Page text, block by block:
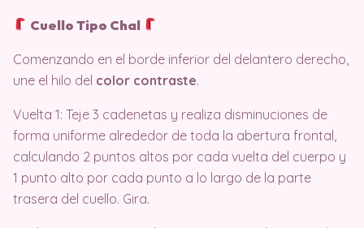
Cuello Tipo Chal
Comenzando en el borde inferior del delantero derecho,
une el hilo del color contraste.
Vuelta 1: Teje 3 cadenetas y realiza disminuciones de
forma uniforme alrededor de toda la abertura frontal,
calculando 2 puntos altos por cada vuelta del cuerpo y
1 punto alto por cada punto a lo largo de la parte
trasera del cuello. Gira.